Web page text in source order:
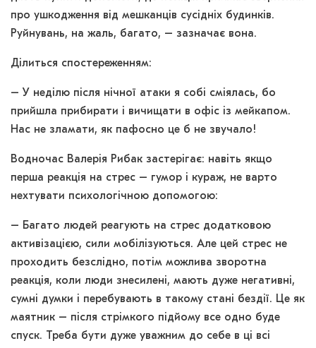
про ушкодження від мешканців сусідніх будинків.
Руйнувань, на жаль, багато, – зазначає вона.
Ділиться спостереженням:
– У неділю після нічної атаки я собі сміялась, бо
прийшла прибирати і вичищати в офіс із мейкапом.
Нас не зламати, як пафосно це б не звучало!
Водночас Валерія Рибак застерігає: навіть якщо
перша реакція на стрес – гумор і кураж, не варто
нехтувати психологічною допомогою:
– Багато людей реагують на стрес додатковою
активізацією, сили мобілізуються. Але цей стрес не
проходить безслідно, потім можлива зворотна
реакція, коли люди знесилені, мають дуже негативні,
сумні думки і перебувають в такому стані бездії. Це як
маятник – після стрімкого підйому все одно буде
спуск. Треба бути дуже уважним до себе в ці всі